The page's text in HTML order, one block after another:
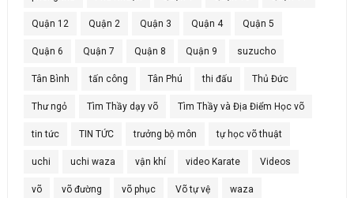
Quận 12 Quận 2 Quận 3 Quận 4 Quận 5
Quận 6 Quận 7 Quận 8 Quận 9 suzucho
Tân Bình tấn công Tân Phú thi đấu Thủ Đức
Thư ngỏ Tìm Thầy dạy võ Tìm Thầy và Địa Điểm Học võ
tin tức TIN TỨC trưởng bộ môn tự học võ thuật
uchi uchi waza vận khí video Karate Videos
võ võ đường võ phục Võ tự vệ waza